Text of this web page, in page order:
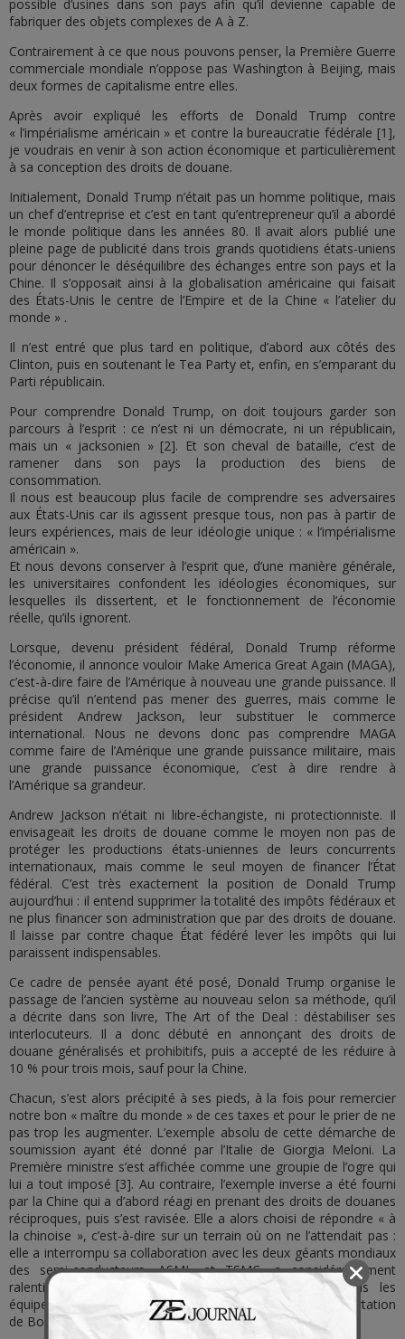
possible d’usines dans son pays afin qu’il devienne capable de
fabriquer des objets complexes de A à Z.
Contrairement à ce que nous pouvons penser, la Première Guerre
commerciale mondiale n’oppose pas Washington à Beijing, mais
deux formes de capitalisme entre elles.
Après avoir expliqué les efforts de Donald Trump contre
« l’impérialisme américain » et contre la bureaucratie fédérale [1],
je voudrais en venir à son action économique et particulièrement
à sa conception des droits de douane.
Initialement, Donald Trump n’était pas un homme politique, mais
un chef d’entreprise et c’est en tant qu’entrepreneur qu’il a abordé
le monde politique dans les années 80. Il avait alors publié une
pleine page de publicité dans trois grands quotidiens états-uniens
pour dénoncer le déséquilibre des échanges entre son pays et la
Chine. Il s’opposait ainsi à la globalisation américaine qui faisait
des États-Unis le centre de l’Empire et de la Chine « l’atelier du
monde » .
Il n’est entré que plus tard en politique, d’abord aux côtés des
Clinton, puis en soutenant le Tea Party et, enfin, en s’emparant du
Parti républicain.
Pour comprendre Donald Trump, on doit toujours garder son
parcours à l’esprit : ce n’est ni un démocrate, ni un républicain,
mais un « jacksonien » [2]. Et son cheval de bataille, c’est de
ramener dans son pays la production des biens de
consommation.
Il nous est beaucoup plus facile de comprendre ses adversaires
aux États-Unis car ils agissent presque tous, non pas à partir de
leurs expériences, mais de leur idéologie unique : « l’impérialisme
américain ».
Et nous devons conserver à l’esprit que, d’une manière générale,
les universitaires confondent les idéologies économiques, sur
lesquelles ils dissertent, et le fonctionnement de l’économie
réelle, qu’ils ignorent.
Lorsque, devenu président fédéral, Donald Trump réforme
l’économie, il annonce vouloir Make America Great Again (MAGA),
c’est-à-dire faire de l’Amérique à nouveau une grande puissance. Il
précise qu’il n’entend pas mener des guerres, mais comme le
président Andrew Jackson, leur substituer le commerce
international. Nous ne devons donc pas comprendre MAGA
comme faire de l’Amérique une grande puissance militaire, mais
une grande puissance économique, c’est à dire rendre à
l’Amérique sa grandeur.
Andrew Jackson n’était ni libre-échangiste, ni protectionniste. Il
envisageait les droits de douane comme le moyen non pas de
protéger les productions états-uniennes de leurs concurrents
internationaux, mais comme le seul moyen de financer l’État
fédéral. C’est très exactement la position de Donald Trump
aujourd’hui : il entend supprimer la totalité des impôts fédéraux et
ne plus financer son administration que par des droits de douane.
Il laisse par contre chaque État fédéré lever les impôts qui lui
paraissent indispensables.
Ce cadre de pensée ayant été posé, Donald Trump organise le
passage de l’ancien système au nouveau selon sa méthode, qu’il
a décrite dans son livre, The Art of the Deal : déstabiliser ses
interlocuteurs. Il a donc débuté en annonçant des droits de
douane généralisés et prohibitifs, puis a accepté de les réduire à
10 % pour trois mois, sauf pour la Chine.
Chacun, s’est alors précipité à ses pieds, à la fois pour remercier
notre bon « maître du monde » de ces taxes et pour le prier de ne
pas trop les augmenter. L’exemple absolu de cette démarche de
soumission ayant été donné par l’Italie de Giorgia Meloni. La
Première ministre s’est affichée comme une groupie de l’ogre qui
lui a tout imposé [3]. Au contraire, l’exemple inverse a été fourni
par la Chine qui a d’abord réagi en prenant des droits de douanes
réciproques, puis s’est ravisée. Elle a alors choisi de répondre « à
la chinoise », c’est-à-dire sur un terrain où on ne l’attendait pas :
elle a interrompu sa collaboration avec les deux géants mondiaux
des semi-conducteurs, ASML et TSMC, a considérablement
ralenti l’exportation de « terres rares » utilisées dans les
équipements hi-tech, civils et militaires, et a interdit l’importation
de Boeings.